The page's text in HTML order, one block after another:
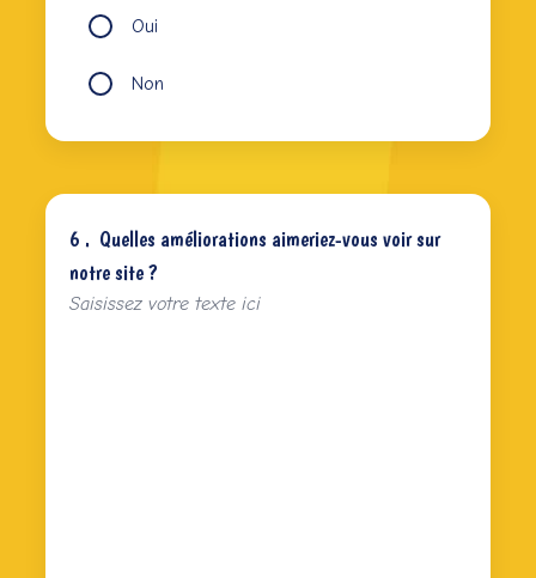
Oui
Non
6 . Quelles améliorations aimeriez-vous voir sur
notre site ?